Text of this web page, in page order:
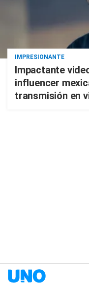
IMPRESIONANTE
Impactante
influencer
transmisión en